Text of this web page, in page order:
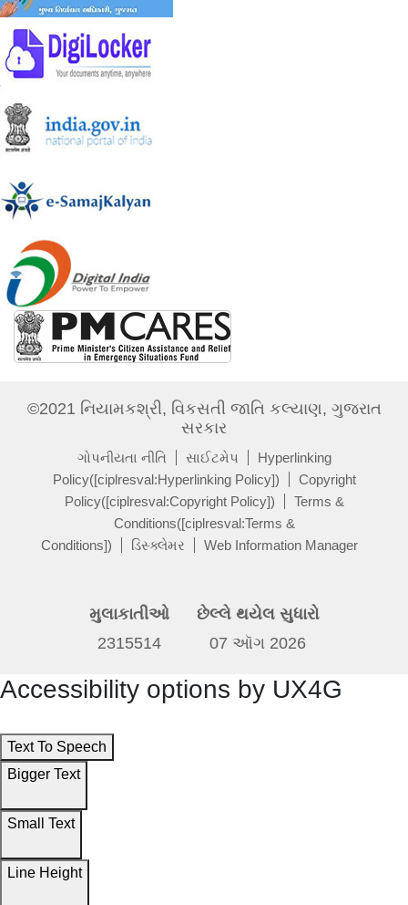
©2021 નિયામકશ્રી, વિકસતી જાતિ કલ્યાણ, ગુજરાત
સરકાર
ગોપનીયતા નીતિ સાઈટમેપ
Hyperlinking
Policy([ciplresval:Hyperlinking Policy])
Copyright
Policy([ciplresval:Copyright Policy])
Terms &
Conditions([ciplresval:Terms &
Conditions])
ડિસ્ક્લેમર Web Information Manager
મુલાકાતીઓ
2315514
છેલ્લે થયેલ સુધારો
07 ઑગ 2026
Accessibility options by UX4G
Text To Speech
Bigger Text
Small Text
Line Height